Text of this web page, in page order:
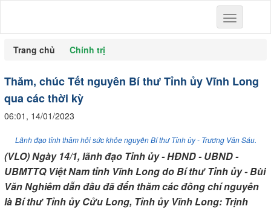
Toggle
navigation
Trang chủ
Chính trị
Thăm, chúc Tết nguyên Bí thư Tỉnh ủy Vĩnh Long
qua các thời kỳ
06:01, 14/01/2023
Lãnh đạo tỉnh thăm hỏi sức khỏe nguyên Bí thư Tỉnh ủy - Trương Văn Sáu.
(VLO) Ngày 14/1, lãnh đạo Tỉnh ủy - HĐND - UBND -
UBMTTQ Việt Nam tỉnh Vĩnh Long do Bí thư Tỉnh ủy - Bùi
Văn Nghiêm dẫn đầu đã đến thăm các đồng chí nguyên
là Bí thư Tỉnh ủy Cửu Long, Tỉnh ủy Vĩnh Long: Trịnh